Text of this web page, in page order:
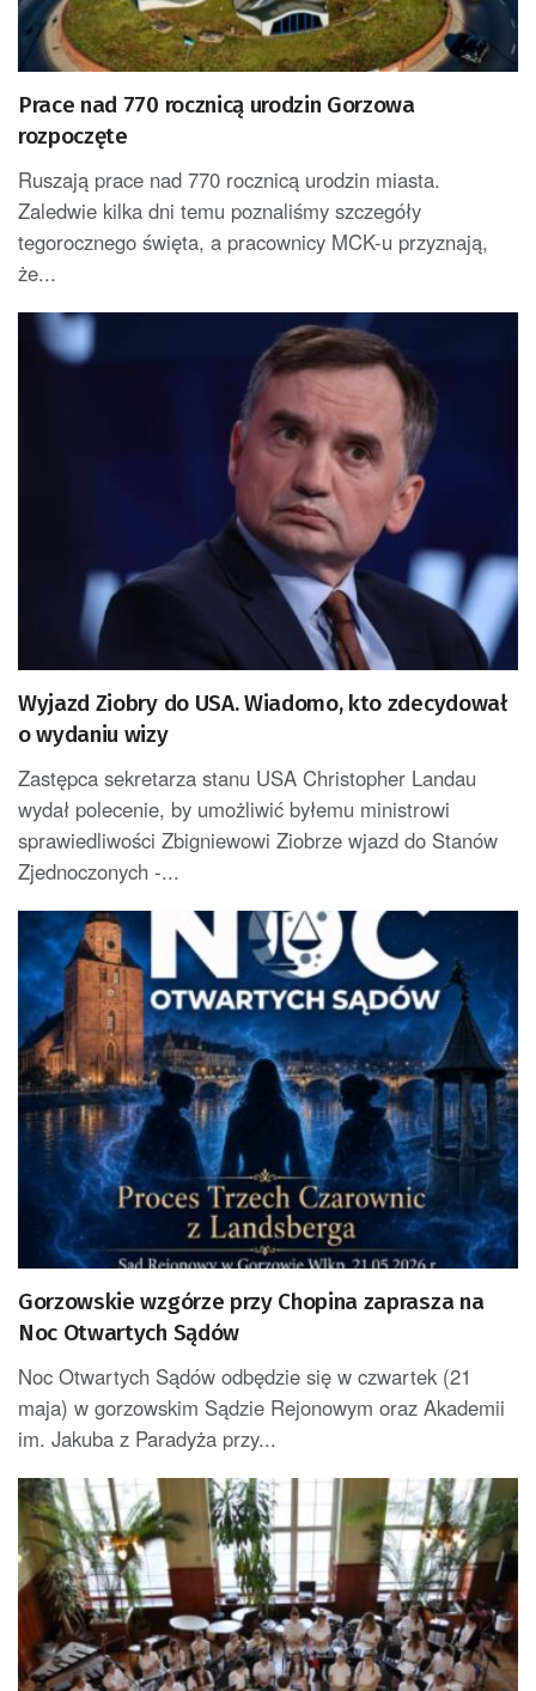
Prace nad 770 rocznicą urodzin Gorzowa
rozpoczęte
Ruszają prace nad 770 rocznicą urodzin miasta.
Zaledwie kilka dni temu poznaliśmy szczegóły
tegorocznego święta, a pracownicy MCK-u przyznają,
że...
Wyjazd Ziobry do USA. Wiadomo, kto zdecydował
o wydaniu wizy
Zastępca sekretarza stanu USA Christopher Landau
wydał polecenie, by umożliwić byłemu ministrowi
sprawiedliwości Zbigniewowi Ziobrze wjazd do Stanów
Zjednoczonych -...
Gorzowskie wzgórze przy Chopina zaprasza na
Noc Otwartych Sądów
Noc Otwartych Sądów odbędzie się w czwartek (21
maja) w gorzowskim Sądzie Rejonowym oraz Akademii
im. Jakuba z Paradyża przy...